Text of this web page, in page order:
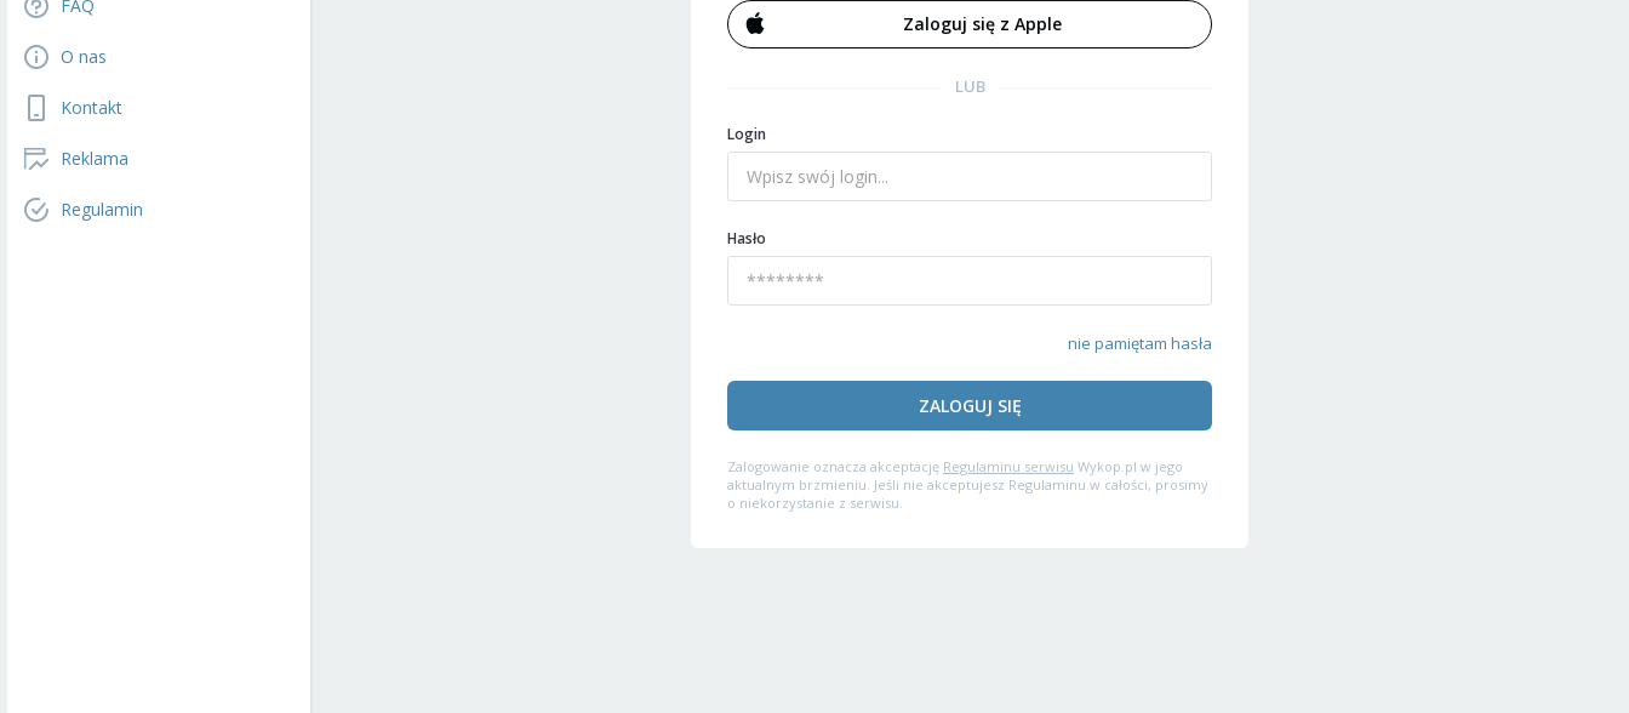
FAQ
O nas
Kontakt
Reklama
Regulamin
Zaloguj się z Apple
LUB
Login
Hasło
nie pamiętam hasła
ZALOGUJ SIĘ
Zalogowanie oznacza akceptację Regulaminu serwisu Wykop.pl w jego
aktualnym brzmieniu. Jeśli nie akceptujesz Regulaminu w całości, prosimy
o niekorzystanie z serwisu.